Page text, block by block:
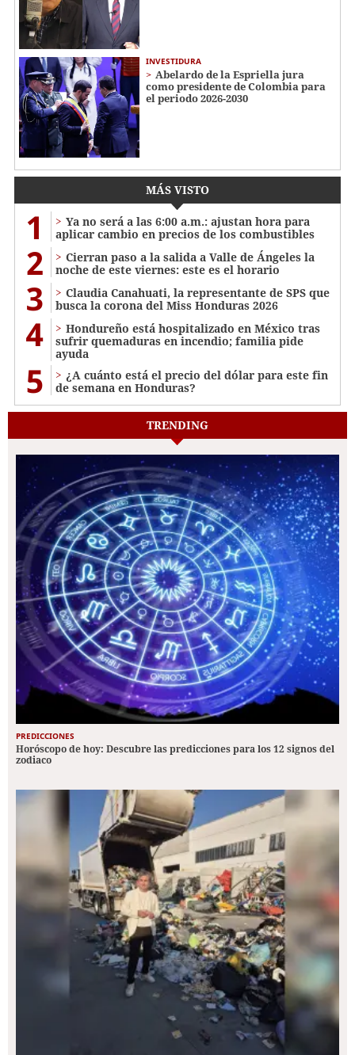
INVESTIDURA
Abelardo de la Espriella jura
como presidente de Colombia para
el periodo 2026-2030
MÁS VISTO
1
Ya no será a las 6:00 a.m.: ajustan hora para
aplicar cambio en precios de los combustibles
2
Cierran paso a la salida a Valle de Ángeles la
noche de este viernes: este es el horario
3
Claudia Canahuati, la representante de SPS que
busca la corona del Miss Honduras 2026
4
Hondureño está hospitalizado en México tras
sufrir quemaduras en incendio; familia pide
ayuda
5
¿A cuánto está el precio del dólar para este fin
de semana en Honduras?
TRENDING
PREDICCIONES
Horóscopo de hoy: Descubre las predicciones para los 12 signos del
zodiaco